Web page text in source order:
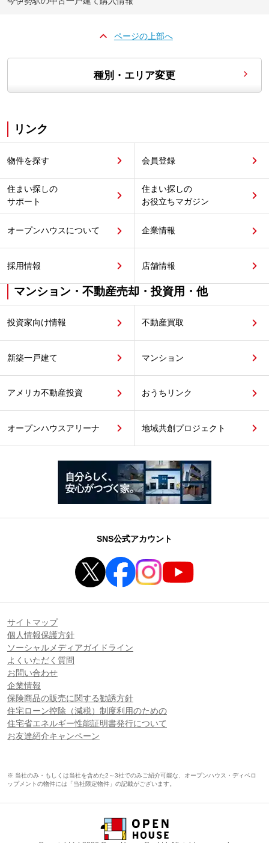
ページの上部へ
種別・エリア変更
リンク
物件を探す 会員登録
住まい探しの
サポート
住まい探しの
お役立ちマガジン
オープンハウスについて 企業情報
採用情報 店舗情報
マンション・不動産売却・投資用・他
投資家向け情報 不動産買取
新築一戸建て マンション
アメリカ不動産投資 おうちリンク
オープンハウスアリーナ 地域共創プロジェクト
SNS公式アカウント
サイトマップ
個人情報保護方針
ソーシャルメディアガイドライン
よくいただく質問
お問い合わせ
企業情報
保険商品の販売に関する勧誘方針
住宅ローン控除（減税）制度利用のための
住宅省エネルギー性能証明書発行について
お友達紹介キャンペーン
※ 当社のみ・もしくは当社を含めた2～3社でのみご紹介可能な、オープンハウス・ディベロ
ップメントの物件には「当社限定物件」の記載がございます。